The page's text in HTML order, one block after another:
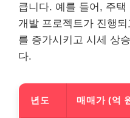
큽니다. 예를 들어, 주
개발 프로젝트가 진행
를 증가시키고 시세 상
다.
년도 매매가 (억